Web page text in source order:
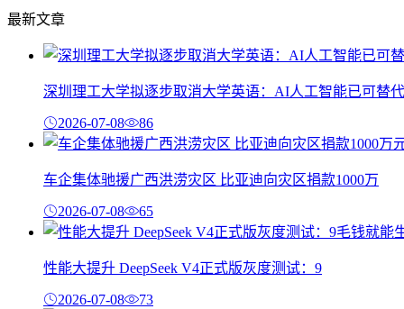
最新文章
深圳理工大学拟逐步取消大学英语：AI人工智能已可替代
2026-07-08 86
车企集体驰援广西洪涝灾区 比亚迪向灾区捐款1000万
2026-07-08 65
性能大提升 DeepSeek V4正式版灰度测试：9
2026-07-08 73